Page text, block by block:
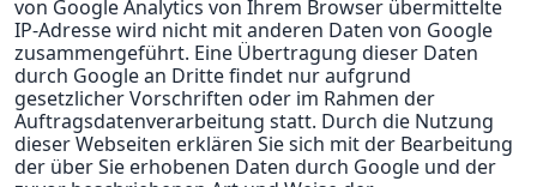
von Google Analytics von Ihrem Browser übermittelte
IP-Adresse wird nicht mit anderen Daten von Google
zusammengeführt. Eine Übertragung dieser Daten
durch Google an Dritte findet nur aufgrund
gesetzlicher Vorschriften oder im Rahmen der
Auftragsdatenverarbeitung statt. Durch die Nutzung
dieser Webseiten erklären Sie sich mit der Bearbeitung
der über Sie erhobenen Daten durch Google und der